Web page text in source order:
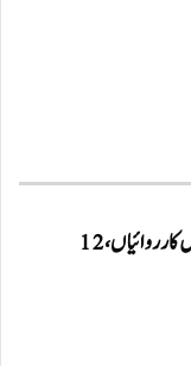
سکیورٹی فورسز کی بلوچستان میں کارروائیاں، 12